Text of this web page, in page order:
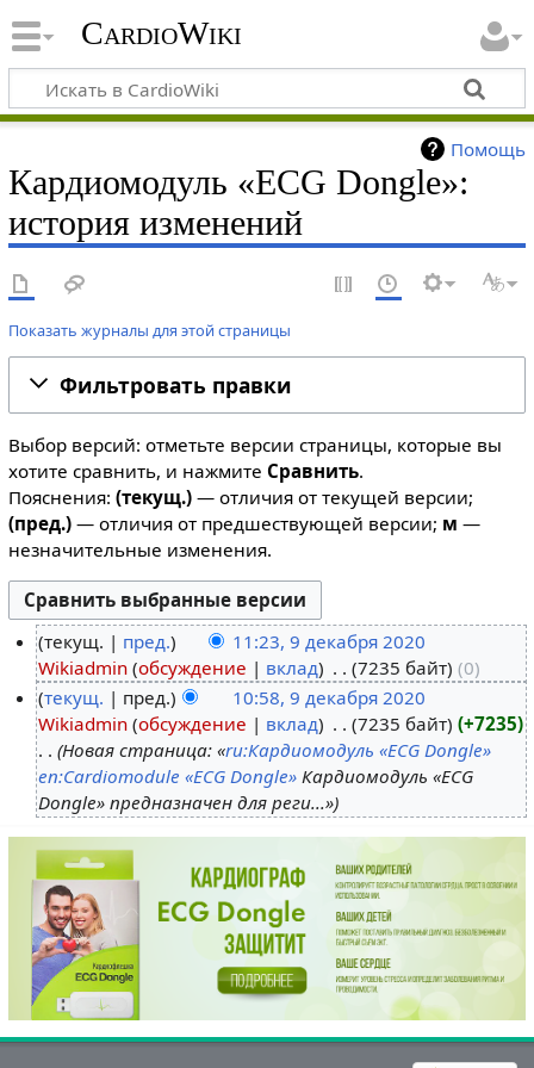
CardioWiki
Помощь
Кардиомодуль «ECG Dongle»:
история изменений
Показать журналы для этой страницы
Фильтровать правки
Выбор версий: отметьте версии страницы, которые вы
хотите сравнить, и нажмите Сравнить.
Пояснения: (текущ.)— отличия от текущей версии;
(пред.)— отличия от предшествующей версии; м —
незначительные изменения.
текущ. пред.
11:23, 9 декабря 2020
Wikiadmin обсуждение вклад 7235 байт
0
текущ.
пред.
10:58, 9 декабря 2020
Wikiadmin обсуждение вклад 7235 байт
+7235
Новая страница: «ru:Кардиомодуль «ECG Dongle»
en:Cardiomodule «ECG Dongle» Кардиомодуль «ECG
Dongle» предназначен для реги...»